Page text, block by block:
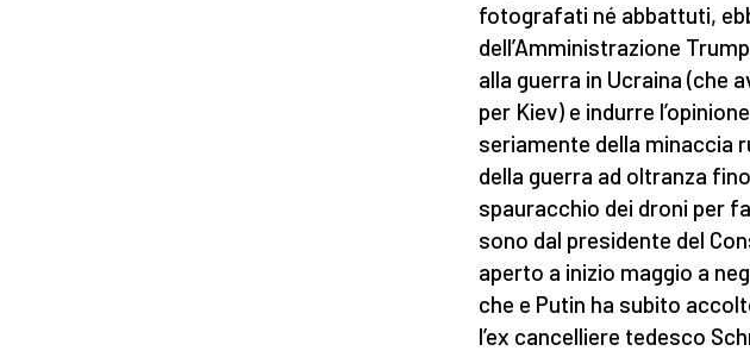
fotografati né abbattuti,
dell’Amministrazione
alla guerra in Ucraina (che
per Kiev) e indurre
seriamente della minaccia
della guerra ad oltranza
spauracchio dei droni per
sono dal presidente del
aperto a inizio maggio a
che e Putin ha subito
l’ex cancelliere tedesco